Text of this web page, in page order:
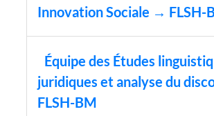
Innovation Sociale → FLSH-
Équipe des Études
juridiques et analyse du
FLSH-BM